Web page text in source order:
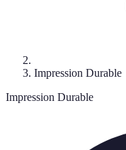
Impression Durable
Impression Durable